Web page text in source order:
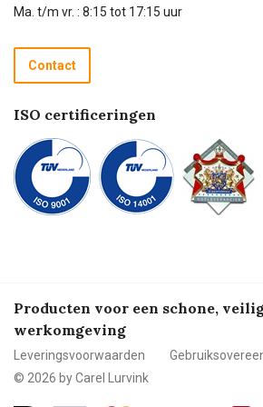
Technische dienst
Recycle programma
Betalen
Ma. t/m vr. : 8:15 tot 17:15 uur
Contact
ISO certificeringen
Producten voor een schone,
werkomgeving
Leveringsvoorwaarden
© 2026 by Carel Lurvink